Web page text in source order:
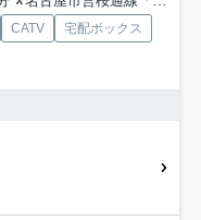
CATV
宅配ボックス